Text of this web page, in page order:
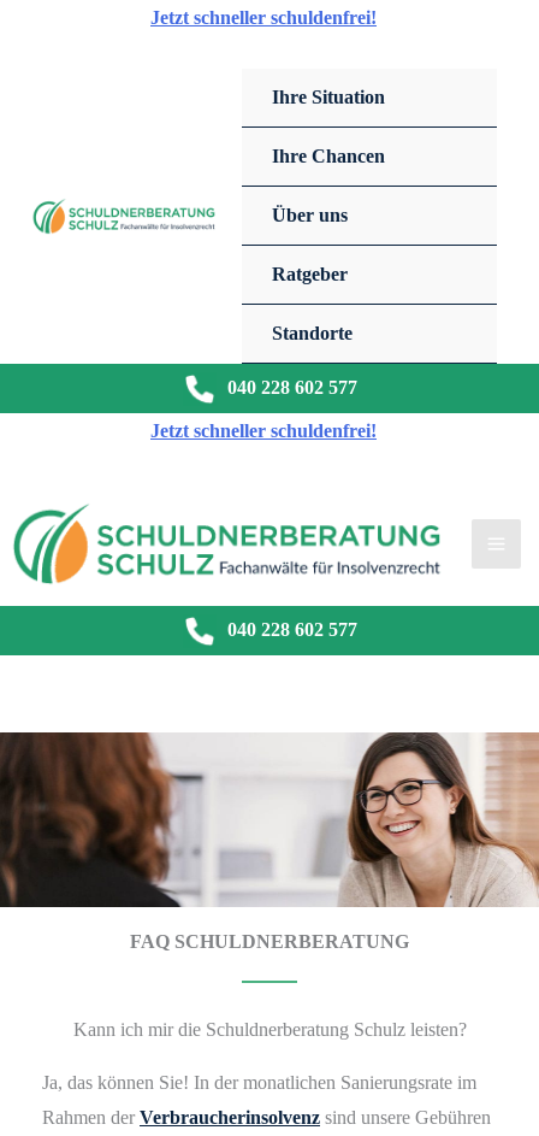
Jetzt schneller schuldenfrei!
Ihre Situation
Ihre Chancen
Über uns
Ratgeber
Standorte
040 228 602 577
Jetzt schneller schuldenfrei!
040 228 602 577
FAQ SCHULDNERBERATUNG
Kann ich mir die Schuldnerberatung Schulz leisten?
Ja, das können Sie! In der monatlichen Sanierungsrate im
Rahmen der Verbraucherinsolvenz sind unsere Gebühren